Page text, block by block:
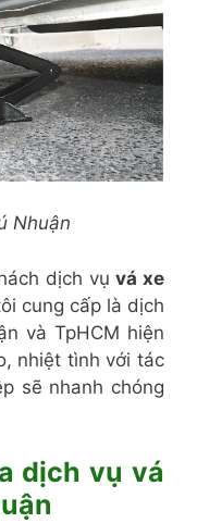
Nhuận
dịch vụvá xe
cung cấp là dịch
và TpHCM hiện
nhiệt tình với tác
sẽ nhanh chóng
dịch vụ vá